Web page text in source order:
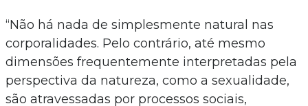
“Não há nada de simplesmente natural nas
corporalidades. Pelo contrário, até mesmo
dimensões frequentemente interpretadas pela
perspectiva da natureza, como a sexualidade,
são atravessadas por processos sociais,